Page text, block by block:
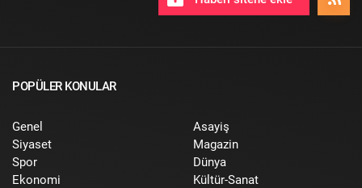
POPÜLER KONULAR
Genel
Siyaset
Spor
Ekonomi
Asayiş
Magazin
Dünya
Kültür-Sanat